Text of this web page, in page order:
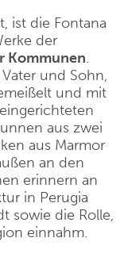
ist die Fontana
der
Kommunen.
Vater und Sohn,
und mit
eingerichteten
aus zwei
aus Marmor
an den
erinnern an
in Perugia
sowie die Rolle,
einnahm.